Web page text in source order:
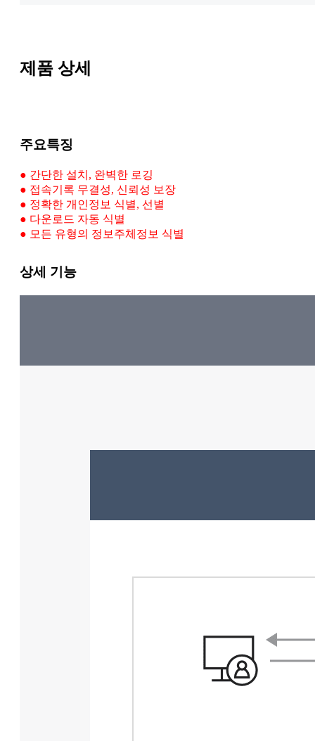
제품 상세
주요특징
● 간단한 설치, 완벽한 로깅
● 접속기록 무결성, 신뢰성 보장
● 정확한 개인정보 식별, 선별
● 다운로드 자동 식별
● 모든 유형의 정보주체정보 식별
상세 기능